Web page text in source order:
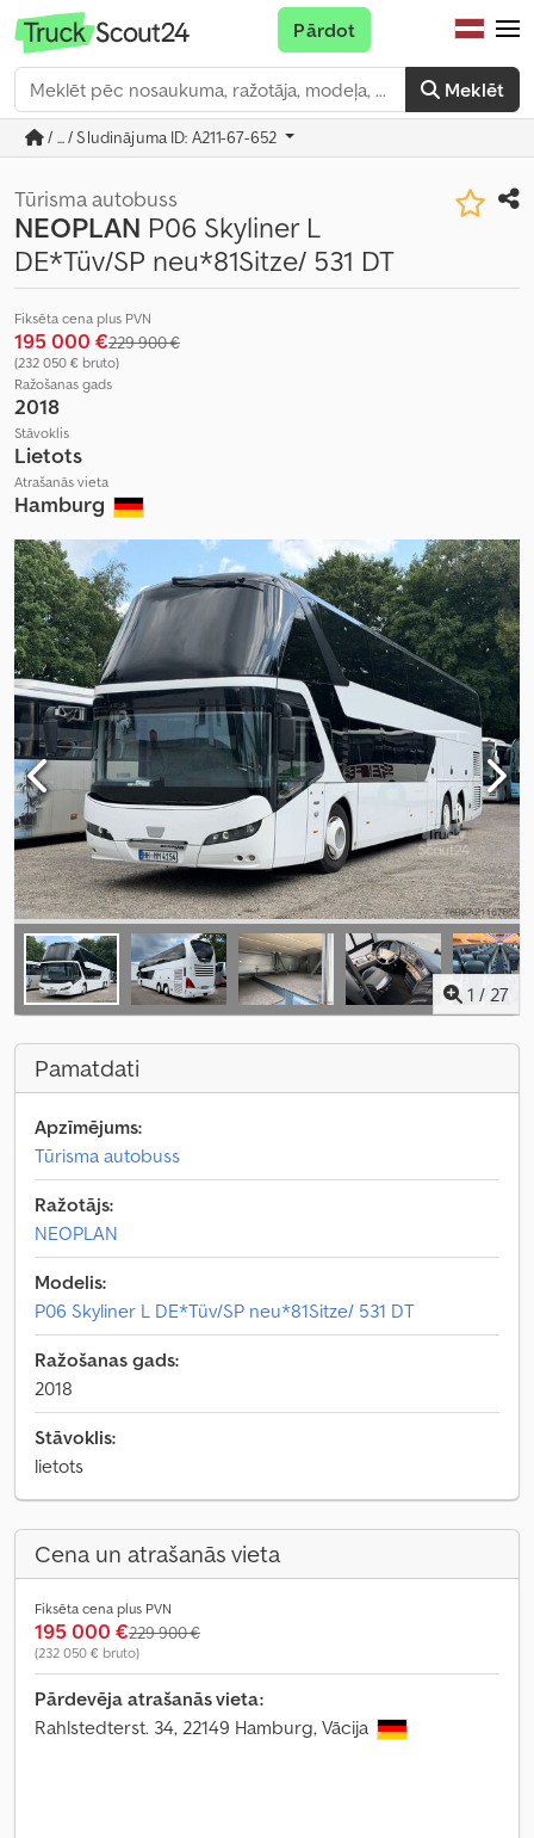
Meklēt
Pārdot
/ ... / Sludinājuma ID: A211-67-652
Tūrisma autobuss
NEOPLAN P06 Skyliner L
DE*Tüv/SP neu*81Sitze/ 531 DT
Fiksēta cena plus PVN
195 000 €229 900 €
(232 050 € bruto)
Ražošanas gads
2018
Stāvoklis
Lietots
Atrašanās vieta
Hamburg
1 / 27
Pamatdati
Apzīmējums:
Tūrisma autobuss
Ražotājs:
NEOPLAN
Modelis:
P06 Skyliner L DE*Tüv/SP neu*81Sitze/ 531 DT
Ražošanas gads:
2018
Stāvoklis:
lietots
Cena un atrašanās vieta
Fiksēta cena plus PVN
195 000 €229 900 €
(232 050 € bruto)
Pārdevēja atrašanās vieta:
Rahlstedterst. 34, 22149 Hamburg, Vācija